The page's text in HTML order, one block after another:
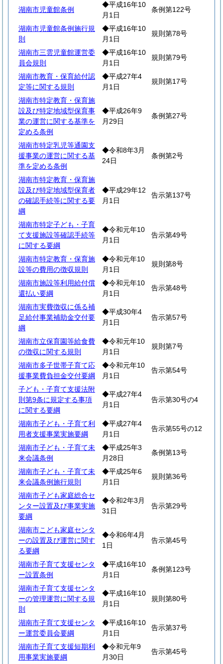
湖南市児童館条例
◆平成16年10
月1日
条例第122号
湖南市児童館条例施行規
則
◆平成16年10
月1日
規則第78号
湖南市三雲児童館運営委
員会規則
◆平成16年10
月1日
規則第79号
湖南市教育・保育給付認
定等に関する規則
◆平成27年4
月1日
規則第17号
湖南市特定教育・保育施
設及び特定地域型保育事
業の運営に関する基準を
定める条例
◆平成26年9
月29日
条例第27号
湖南市特定乳児等通園支
援事業の運営に関する基
準を定める条例
◆令和8年3月
24日
条例第2号
湖南市特定教育・保育施
設及び特定地域型保育者
の確認手続等に関する要
綱
◆平成29年12
月1日
告示第137号
湖南市特定子ども・子育
て支援施設等確認手続等
に関する要綱
◆令和元年10
月1日
告示第49号
湖南市特定教育・保育施
設等の費用の徴収規則
◆令和元年10
月1日
規則第8号
湖南市施設等利用給付償
還払い要綱
◆令和元年10
月1日
告示第48号
湖南市実費徴収に係る補
足給付事業補助金交付要
綱
◆平成30年4
月1日
告示第57号
湖南市立保育園等給食費
の徴収に関する規則
◆令和元年10
月1日
規則第7号
湖南市多子世帯子育て応
援事業費負担金交付要綱
◆令和元年10
月1日
告示第54号
子ども・子育て支援法附
則第9条に規定する事項
に関する要綱
◆平成27年4
月1日
告示第30号の4
湖南市子ども・子育て利
用者支援事業実施要綱
◆平成27年4
月1日
告示第55号の12
湖南市子ども・子育て未
来会議条例
◆平成25年3
月28日
条例第13号
湖南市子ども・子育て未
来会議条例施行規則
◆平成25年6
月1日
規則第36号
湖南市子ども家庭総合セ
ンター設置及び事業実施
要綱
◆令和2年3月
31日
告示第29号
湖南市こども家庭センタ
ーの設置及び運営に関す
る要綱
◆令和6年4月
1日
告示第45号
湖南市子育て支援センタ
ー設置条例
◆平成16年10
月1日
条例第123号
湖南市子育て支援センタ
ーの管理運営に関する規
則
◆平成16年10
月1日
規則第80号
湖南市子育て支援センタ
ー運営委員会要綱
◆平成16年10
月1日
告示第37号
湖南市子育て支援短期利
用事業実施要綱
◆令和元年9
月30日
告示第45号